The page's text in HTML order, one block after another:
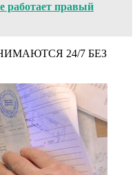
работает правый
24/7 БЕЗ